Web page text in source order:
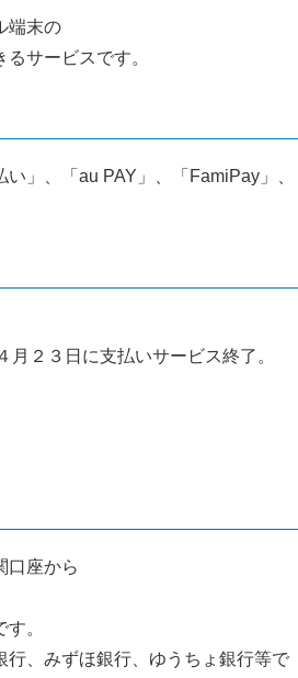
端末の
サービスです。
」、「au PAY」、「FamiPay」、
２３日に支払いサービス終了。
口座から
。
、みずほ銀行、ゆうちょ銀行等で